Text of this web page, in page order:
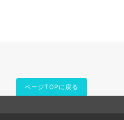
ページTOPに戻る